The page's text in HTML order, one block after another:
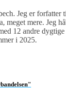
Jeg er forfatter
meget mere. Jeg
12 andre
i 2025.